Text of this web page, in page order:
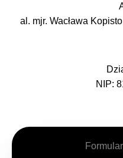
al. mjr. Wacława
NIP: